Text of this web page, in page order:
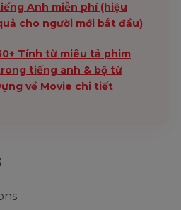
Anh miễn phí (hiệu
cho người mới bắt đầu)
Tính từ miêu tả phim
tiếng anh & bộ từ
về Movie chi tiết